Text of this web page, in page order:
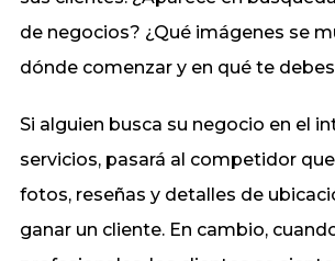
de negocios? ¿Qué imágenes se
dónde comenzar y en qué te
Si alguien busca su negocio en el
servicios, pasará al competidor
fotos, reseñas y detalles de
ganar un cliente. En cambio,